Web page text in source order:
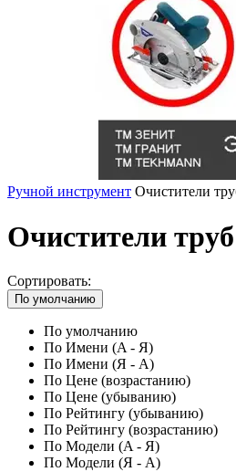
Ручной инструмент Очистители
Очистители труб
Сортировать:
По умолчанию
По умолчанию
По Имени (A - Я)
По Имени (Я - A)
По Цене (возрастанию)
По Цене (убыванию)
По Рейтингу (убыванию)
По Рейтингу (возрастанию)
По Модели (A - Я)
По Модели (Я - A)